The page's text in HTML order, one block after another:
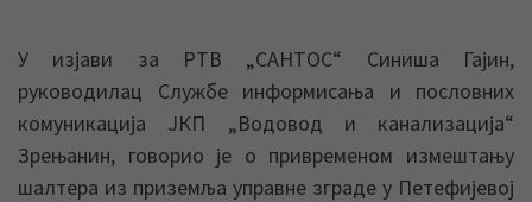
У изјави за РТВ „САНТОС“ Синиша Гајин,
руководилац Службе информисања и пословних
комуникација ЈКП „Водовод и канализација“
Зрењанин, говорио је о привременом измештању
шалтера из приземља управне зграде у Петефијевој